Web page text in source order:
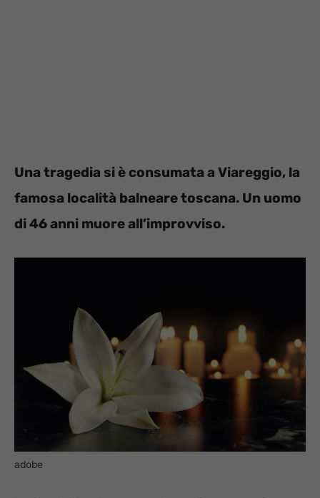
Una tragedia si è consumata a Viareggio, la
famosa località balneare toscana. Un uomo
di 46 anni muore all’improvviso.
adobe